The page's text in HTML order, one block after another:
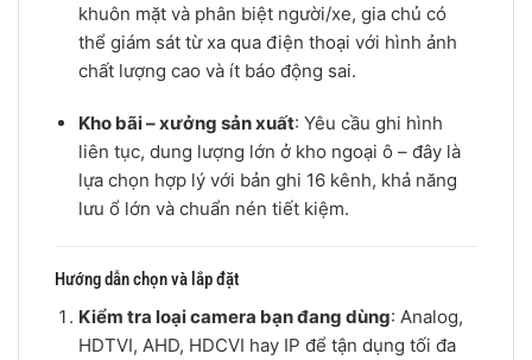
khuôn mặt và phân biệt người/xe, gia chủ có
thể giám sát từ xa qua điện thoại với hình ảnh
chất lượng cao và ít báo động sai.
Kho bãi – xưởng sản xuất: Yêu cầu ghi hình
liên tục, dung lượng lớn ở kho ngoại ô – đây là
lựa chọn hợp lý với bản ghi 16 kênh, khả năng
lưu ổ lớn và chuẩn nén tiết kiệm.
Hướng dẫn chọn và lắp đặt
Kiểm tra loại camera bạn đang dùng: Analog,
HDTVI, AHD, HDCVI hay IP để tận dụng tối đa